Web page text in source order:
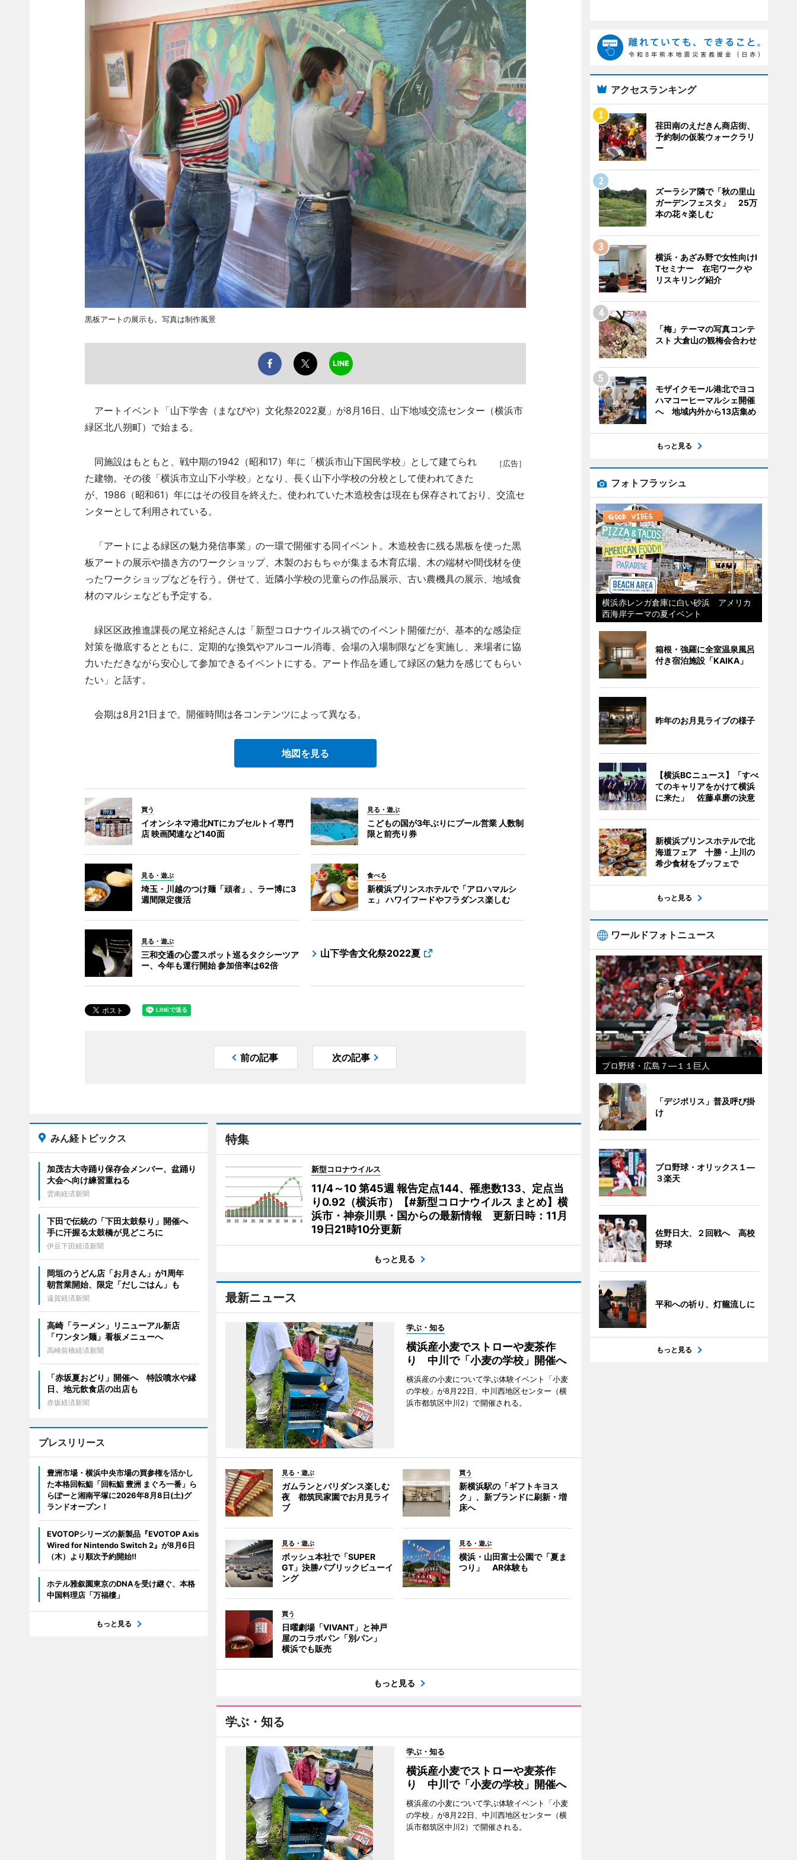
黒板アートの展示も。写真は制作風景
アートイベント「山下学舎（まなびや）文化祭2022夏」が8月16日、山下地域交流センター（横浜市
緑区北八朔町）で始まる。
［広告］
同施設はもともと、戦中期の1942（昭和17）年に「横浜市山下国民学校」として建てられ
た建物。その後「横浜市立山下小学校」となり、長く山下小学校の分校として使われてきた
が、1986（昭和61）年にはその役目を終えた。使われていた木造校舎は現在も保存されており、交流セ
ンターとして利用されている。
「アートによる緑区の魅力発信事業」の一環で開催する同イベント。木造校舎に残る黒板を使った黒
板アートの展示や描き方のワークショップ、木製のおもちゃが集まる木育広場、木の端材や間伐材を使
ったワークショップなどを行う。併せて、近隣小学校の児童らの作品展示、古い農機具の展示、地域食
材のマルシェなども予定する。
緑区区政推進課長の尾立裕紀さんは「新型コロナウイルス禍でのイベント開催だが、基本的な感染症
対策を徹底するとともに、定期的な換気やアルコール消毒、会場の入場制限などを実施し、来場者に協
力いただきながら安心して参加できるイベントにする。アート作品を通して緑区の魅力を感じてもらい
たい」と話す。
会期は8月21日まで。開催時間は各コンテンツによって異なる。
地図を見る
買う
イオンシネマ港北NTにカプセルトイ専門
店 映画関連など140面
見る・遊ぶ
こどもの国が3年ぶりにプール営業 人数制
限と前売り券
見る・遊ぶ
埼玉・川越のつけ麺「頑者」、ラー博に3
週間限定復活
食べる
新横浜プリンスホテルで「アロハマルシ
ェ」 ハワイフードやフラダンス楽しむ
見る・遊ぶ
三和交通の心霊スポット巡るタクシーツア
ー、今年も運行開始 参加倍率は62倍
山下学舎文化祭2022夏
前の記事 次の記事
特集
新型コロナウイルス
11/4～10 第45週 報告定点144、罹患数133、定点当
り0.92（横浜市）【#新型コロナウイルス まとめ】横
浜市・神奈川県・国からの最新情報 更新日時：11月
19日21時10分更新
もっと見る
最新ニュース
学ぶ・知る
横浜産小麦でストローや麦茶作
り 中川で「小麦の学校」開催へ
横浜産の小麦について学ぶ体験イベント「小麦
の学校」が8月22日、中川西地区センター（横
浜市都筑区中川2）で開催される。
見る・遊ぶ
ガムランとバリダンス楽しむ
夜 都筑民家園でお月見ライ
ブ
買う
新横浜駅の「ギフトキヨス
ク」、新ブランドに刷新・増
床へ
見る・遊ぶ
ボッシュ本社で「SUPER
GT」決勝パブリックビューイ
ング
見る・遊ぶ
横浜・山田富士公園で「夏ま
つり」 AR体験も
買う
日曜劇場「VIVANT」と神戸
屋のコラボパン「別パン」
横浜でも販売
もっと見る
学ぶ・知る
学ぶ・知る
横浜産小麦でストローや麦茶作
り 中川で「小麦の学校」開催へ
横浜産の小麦について学ぶ体験イベント「小麦
の学校」が8月22日、中川西地区センター（横
浜市都筑区中川2）で開催される。
みん経トピックス
加茂古大寺踊り保存会メンバー、盆踊り
大会へ向け練習重ねる
雲南経済新聞
下田で伝統の「下田太鼓祭り」開催へ
手に汗握る太鼓橋が見どころに
伊豆下田経済新聞
岡垣のうどん店「お月さん」が1周年
朝営業開始、限定「だしごはん」も
遠賀経済新聞
高崎「ラーメン」リニューアル新店
「ワンタン麺」看板メニューへ
高崎前橋経済新聞
「赤坂夏おどり」開催へ 特設噴水や縁
日、地元飲食店の出店も
赤坂経済新聞
プレスリリース
豊洲市場・横浜中央市場の買参権を活かし
た本格回転鮨「回転鮨 豊洲 まぐろ一番」ら
らぽーと湘南平塚に2026年8月8日(土)グ
ランドオープン！
EVOTOPシリーズの新製品『EVOTOP Axis
Wired for Nintendo Switch 2』が8月6日
（木）より順次予約開始!!
ホテル雅叙園東京のDNAを受け継ぐ、本格
中国料理店「万福樓」
もっと見る
アクセスランキング
荏田南のえだきん商店街、
予約制の仮装ウォークラリ
ー
ズーラシア隣で「秋の里山
ガーデンフェスタ」 25万
本の花々楽しむ
横浜・あざみ野で女性向けI
Tセミナー 在宅ワークや
リスキリング紹介
「梅」テーマの写真コンテ
スト 大倉山の観梅会合わせ
モザイクモール港北でヨコ
ハマコーヒーマルシェ開催
へ 地域内外から13店集め
もっと見る
フォトフラッシュ
横浜赤レンガ倉庫に白い砂浜 アメリカ
西海岸テーマの夏イベント
箱根・強羅に全室温泉風呂
付き宿泊施設「KAIKA」
昨年のお月見ライブの様子
【横浜BCニュース】「すべ
てのキャリアをかけて横浜
に来た」 佐藤卓磨の決意
新横浜プリンスホテルで北
海道フェア 十勝・上川の
希少食材をブッフェで
もっと見る
ワールドフォトニュース
プロ野球・広島７―１１巨人
「デジポリス」普及呼び掛
け
プロ野球・オリックス１―
３楽天
佐野日大、２回戦へ 高校
野球
平和への祈り、灯籠流しに
もっと見る